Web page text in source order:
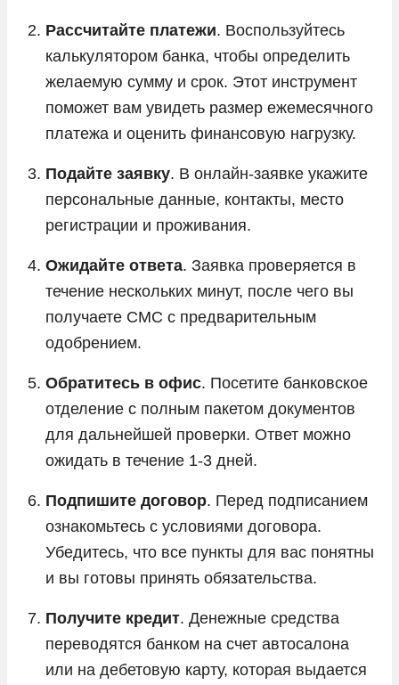
Рассчитайте платежи. Воспользуйтесь
калькулятором банка, чтобы определить
желаемую сумму и срок. Этот инструмент
поможет вам увидеть размер ежемесячного
платежа и оценить финансовую нагрузку.
Подайте заявку. В онлайн-заявке укажите
персональные данные, контакты, место
регистрации и проживания.
Ожидайте ответа. Заявка проверяется в
течение нескольких минут, после чего вы
получаете СМС с предварительным
одобрением.
Обратитесь в офис. Посетите банковское
отделение с полным пакетом документов
для дальнейшей проверки. Ответ можно
ожидать в течение 1-3 дней.
Подпишите договор. Перед подписанием
ознакомьтесь с условиями договора.
Убедитесь, что все пункты для вас понятны
и вы готовы принять обязательства.
Получите кредит. Денежные средства
переводятся банком на счет автосалона
или на дебетовую карту, которая выдается